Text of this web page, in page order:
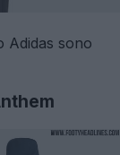
Adidas sono